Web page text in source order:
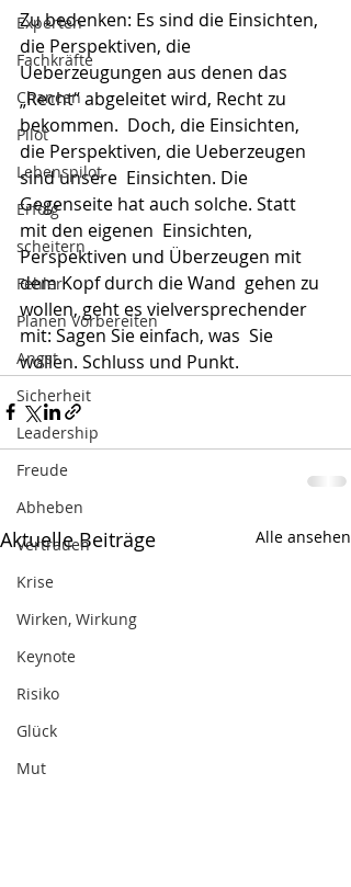
Experten
Fachkräfte
Chancen
Pilot
Lebenspilot
Erfolg
scheitern
Fehler
Planen Vorbereiten
Angst
Sicherheit
Leadership
Freude
Abheben
Vertrauen
Krise
Wirken, Wirkung
Keynote
Risiko
Glück
Mut
Zu bedenken: Es sind die Einsichten,
die Perspektiven, die
Ueberzeugungen aus denen das
„Recht“ abgeleitet wird, Recht zu
bekommen.  Doch, die Einsichten,
die Perspektiven, die Ueberzeugen
sind unsere  Einsichten. Die
Gegenseite hat auch solche. Statt
mit den eigenen  Einsichten,
Perspektiven und Überzeugen mit
dem Kopf durch die Wand  gehen zu
wollen, geht es vielversprechender
mit: Sagen Sie einfach, was  Sie
wollen. Schluss und Punkt.
Aktuelle Beiträge Alle ansehen